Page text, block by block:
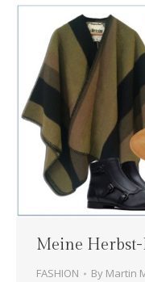
Meine
FASHION By Martin